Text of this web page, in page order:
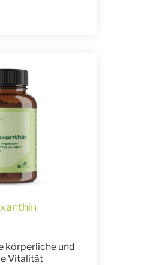
körperliche und
Vitalität